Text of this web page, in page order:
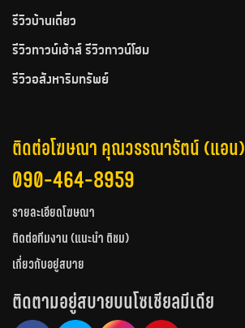
รีวิวบ้านเดี่ยว
รีวิวทาวน์เฮ้าส์ รีวิวทาวน์โฮม
รีวิวอสังหาริมทรัพย์
ติดต่อโฆษณา คุณวรรณารัตน์ (แอน)
090-464-8959
รายละเอียดโฆษณา
ติดต่อทีมงาน (แนะนำ ติชม)
เกี่ยวกับอยู่สบาย
ติดตามอยู่สบายบนโซเชียลมีเดีย